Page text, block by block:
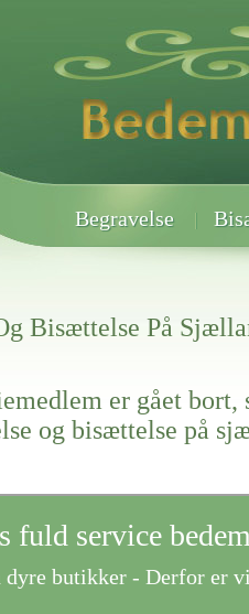
Begravelse
Bisættelse På
er gået bort,
og bisættelse på
fuld service
dyre butikker - Derfor er